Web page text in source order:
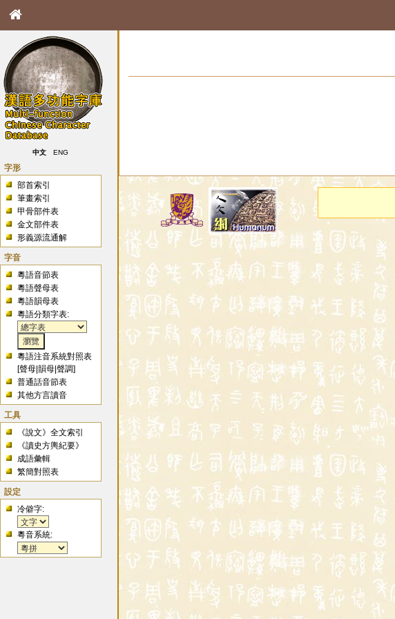
中文 ENG
字形
部首索引
筆畫索引
甲骨部件表
金文部件表
形義源流通解
字音
粵語音節表
粵語聲母表
粵語韻母表
粵語分類字表:
粵語注音系統對照表
[聲母 |韻母 |聲調]
普通話音節表
其他方言讀音
工具
《說文》全文索引
《讀史方輿紀要》
成語彙輯
繁簡對照表
設定
冷僻字:
粵音系統: